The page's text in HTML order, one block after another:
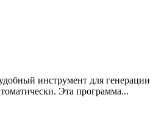
инструмент для генерации
Эта программа...